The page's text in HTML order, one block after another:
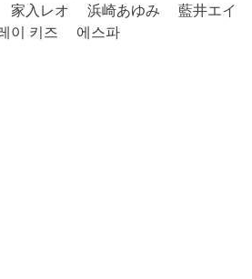
家入レオ 浜崎あゆみ
藍井エイ
이 키즈 에스파